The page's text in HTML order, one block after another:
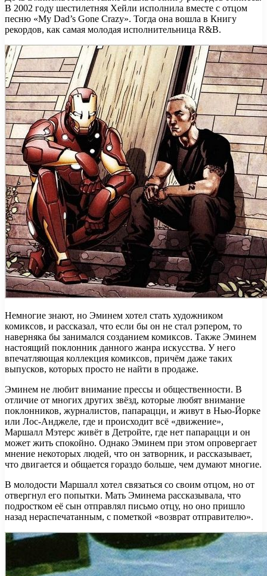
В 2002 году шестилетняя Хейли исполнила вместе с отцом
песню «My Dad’s Gone Crazy». Тогда она вошла в Книгу
рекордов, как самая молодая исполнительница R&B.
Немногие знают, но Эминем хотел стать художником
комиксов, и рассказал, что если бы он не стал рэпером, то
наверняка бы занимался созданием комиксов. Также Эминем
настоящий поклонник данного жанра искусства. У него
впечатляющая коллекция комиксов, причём даже таких
выпусков, которых просто не найти в продаже.
Эминем не любит внимание прессы и общественности. В
отличие от многих других звёзд, которые любят внимание
поклонников, журналистов, папарацци, и живут в Нью-Йорке
или Лос-Анджеле, где и происходит всё «движение»,
Маршалл Мэтерс живёт в Детройте, где нет папарацци и он
может жить спокойно. Однако Эминем при этом опровергает
мнение некоторых людей, что он затворник, и рассказывает,
что двигается и общается гораздо больше, чем думают многие.
В молодости Маршалл хотел связаться со своим отцом, но от
отвергнул его попытки. Мать Эминема рассказывала, что
подростком её сын отправлял письмо отцу, но оно пришло
назад нераспечатанным, с пометкой «возврат отправителю».